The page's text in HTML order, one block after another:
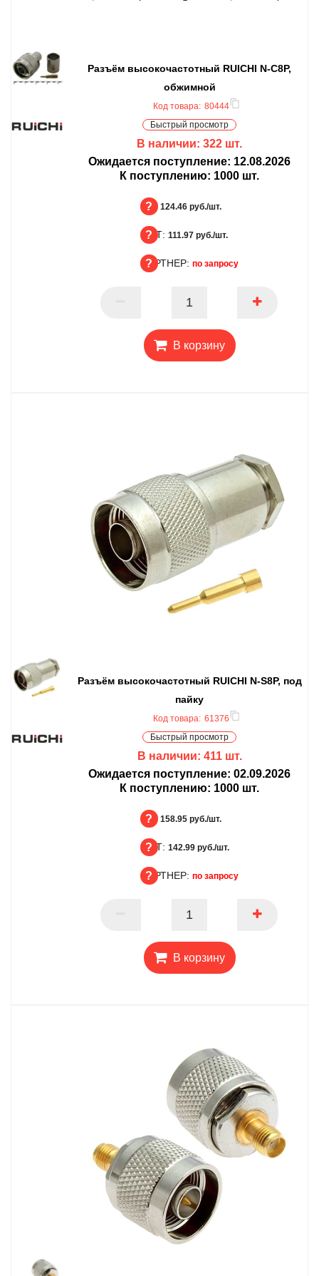
Разъём высокочастотный RUICHI N-C8P,
обжимной
Код товара: 80444
Быстрый просмотр
В наличии: 322 шт.
Ожидается поступление: 12.08.2026
К поступлению: 1000 шт.
БЦ: 124.46 руб./шт.
ОПТ: 111.97 руб./шт.
ПАРТНЕР: по запросу
В корзину
Разъём высокочастотный RUICHI N-S8P, под
пайку
Код товара: 61376
Быстрый просмотр
В наличии: 411шт.
Ожидается поступление: 02.09.2026
К поступлению: 1000 шт.
БЦ: 158.95 руб./шт.
ОПТ: 142.99 руб./шт.
ПАРТНЕР: по запросу
В корзину